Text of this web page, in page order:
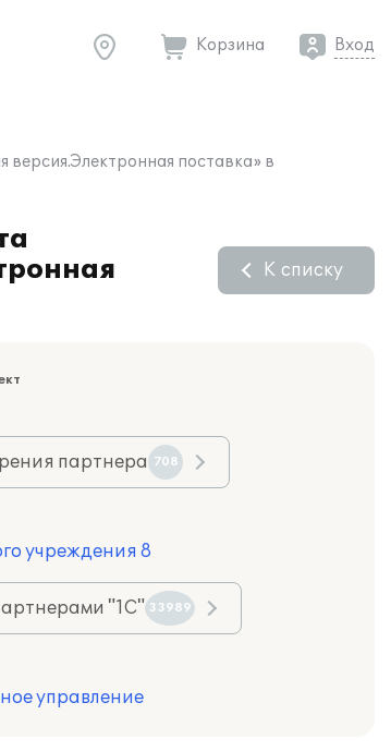
Корзина Вход
поставка» в
К списку
партнера 708
учреждения 8
"1С" 33989
управление